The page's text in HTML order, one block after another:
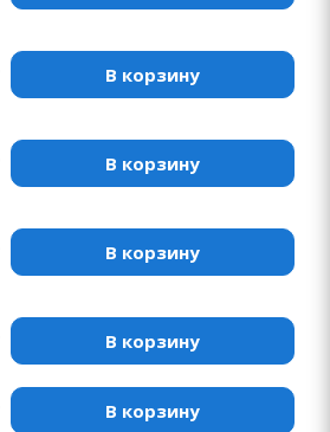
В корзину
В корзину
В корзину
В корзину
В корзину